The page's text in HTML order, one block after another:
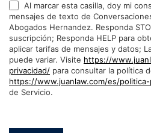
Al marcar esta casilla, doy mi
mensajes de texto de
Abogados Hernandez. Responda
suscripción; Responda HELP para
aplicar tarifas de mensajes y datos;
puede variar. Visite https://
privacidad/ para consultar la política
https://www.juanlaw.com/es/
de Servicio.